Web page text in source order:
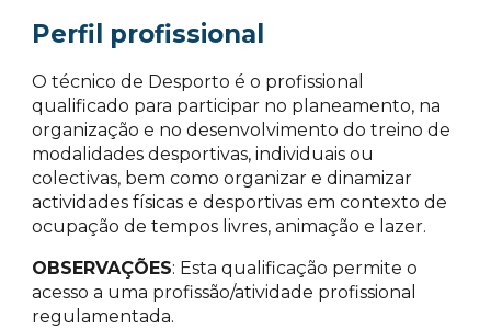
Perfil profissional
O técnico de Desporto é o profissional
qualificado para participar no planeamento, na
organização e no desenvolvimento do treino de
modalidades desportivas, individuais ou
colectivas, bem como organizar e dinamizar
actividades físicas e desportivas em contexto de
ocupação de tempos livres, animação e lazer.
OBSERVAÇÕES: Esta qualificação permite o
acesso a uma profissão/atividade profissional
regulamentada.